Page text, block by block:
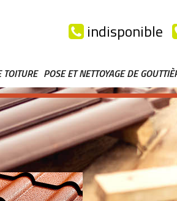
indisponible
TOITURE POSE ET NETTOYAGE DE